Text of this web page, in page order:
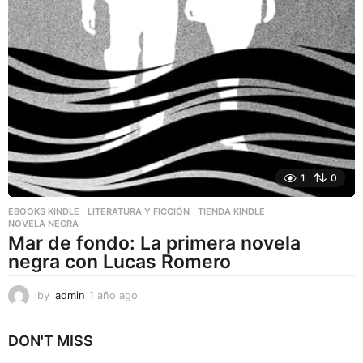
1 0
EBOOKS KINDLE ,LITERATURA Y FICCIÓN ,TIENDA KINDLE
NOVELA NEGRA
Mar de fondo: La primera novela
negra con Lucas Romero
by admin 1 año ago
DON'T MISS